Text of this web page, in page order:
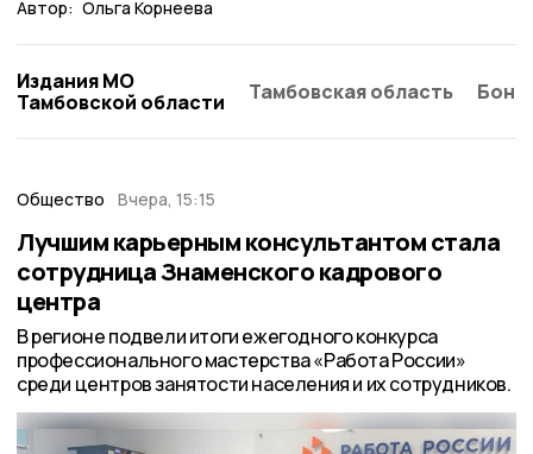
Автор: Ольга Корнеева
Издания МО
Тамбовской области
Тамбовская область
Общество Вчера, 15:15
Лучшим карьерным консультантом стала
сотрудница Знаменского кадрового
центра
В регионе подвели итоги ежегодного конкурса
профессионального мастерства «Работа России»
среди центров занятости населения и их сотрудников.